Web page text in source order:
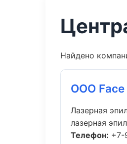
Найдено
ООО Face
Лазерная
лазерная
Телефон: +7-